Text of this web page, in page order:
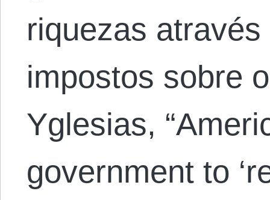
riquezas
impostos sobre
Yglesias,
government to